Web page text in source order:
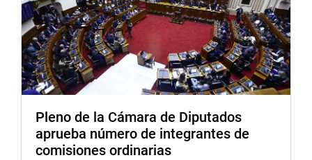
organización policial más antigua de América. Su origen
se remonta al año 1873, siendo el cuerpo militar de la
policía uniformada, institución encargada de la defensa
de la integridad territorial, la conservación del orden
púbico, la defensa de la vida, el honor y el patrimonio de
las personas; y del cumplimiento de la ley.
OFICINA DE COMUNICACIONES
Pleno de la Cámara de Diputados
aprueba número de integrantes de
comisiones ordinarias